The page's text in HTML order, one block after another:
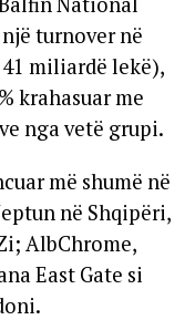
turnover në
miliardë lekë),
krahasuar me
nga vetë grupi.
më shumë në
në Shqipëri,
AlbChrome,
East Gate si